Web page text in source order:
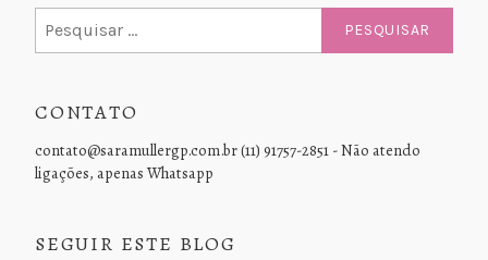
por:
CONTATO
contato@saramullergp.com.br (11) 91757-2851 - Não atendo
ligações, apenas Whatsapp
SEGUIR ESTE BLOG